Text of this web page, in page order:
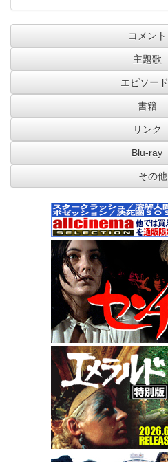
コメント
主題歌
エピソード
書籍
リンク
Blu-ray
その他